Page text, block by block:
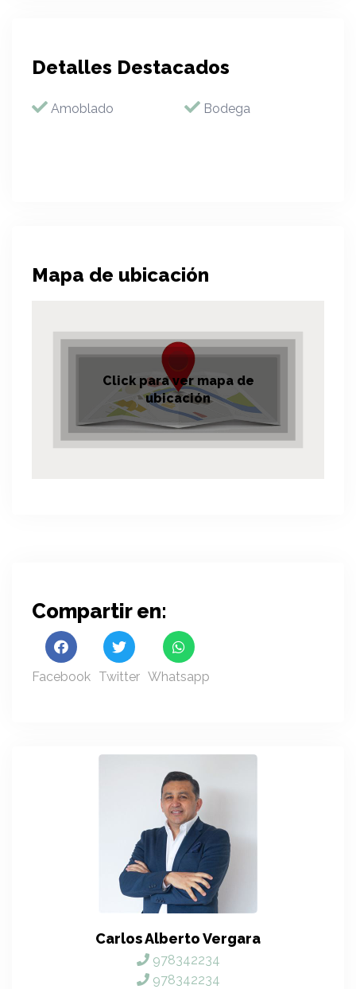
Detalles Destacados
Amoblado Bodega
Mapa de ubicación
Click para ver mapa de
ubicación
Compartir en:
Facebook Twitter Whatsapp
Carlos Alberto Vergara
978342234
978342234